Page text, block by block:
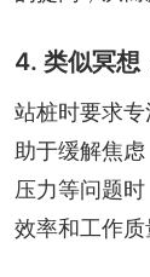
4. 类似冥想
站桩时要求
助于缓解焦
压力等问题
效率和工作